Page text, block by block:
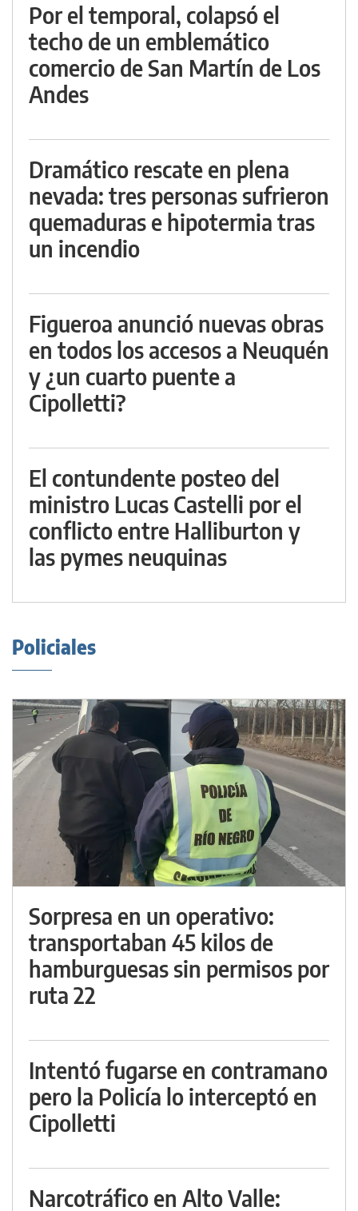
Por el temporal, colapsó el
techo de un emblemático
comercio de San Martín de Los
Andes
Dramático rescate en plena
nevada: tres personas sufrieron
quemaduras e hipotermia tras
un incendio
Figueroa anunció nuevas obras
en todos los accesos a Neuquén
y ¿un cuarto puente a
Cipolletti?
El contundente posteo del
ministro Lucas Castelli por el
conflicto entre Halliburton y
las pymes neuquinas
Policiales
Sorpresa en un operativo:
transportaban 45 kilos de
hamburguesas sin permisos por
ruta 22
Intentó fugarse en contramano
pero la Policía lo interceptó en
Cipolletti
Narcotráfico en Alto Valle: